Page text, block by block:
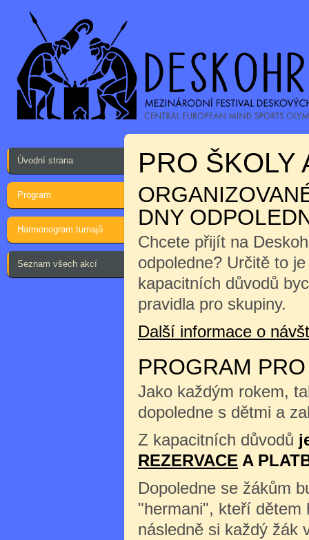
Úvodní strana
Program
Harmonogram turnajů
Seznam všech akcí
PRO ŠKOLY
DNY
Chcete přijít na
odpoledne? Určitě to
kapacitních důvodů
pravidla pro skupiny.
Další informace o
PROGRAM
Jako každým rokem,
dopoledne s dětmi a
Z kapacitních důvodů
REZERVACE A
Dopoledne se žákům
"hermani", kteří dětem
následně si každý žák